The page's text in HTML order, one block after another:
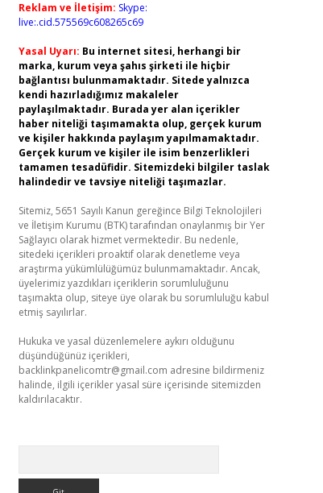
Reklam ve İletişim: Skype:
live:.cid.575569c608265c69
Yasal Uyarı: Bu internet sitesi, herhangi bir
marka, kurum veya şahıs şirketi ile hiçbir
bağlantısı bulunmamaktadır. Sitede yalnızca
kendi hazırladığımız makaleler
paylaşılmaktadır. Burada yer alan içerikler
haber niteliği taşımamakta olup, gerçek kurum
ve kişiler hakkında paylaşım yapılmamaktadır.
Gerçek kurum ve kişiler ile isim benzerlikleri
tamamen tesadüfidir. Sitemizdeki bilgiler taslak
halindedir ve tavsiye niteliği taşımazlar.
Sitemiz, 5651 Sayılı Kanun gereğince Bilgi Teknolojileri
ve İletişim Kurumu (BTK) tarafından onaylanmış bir Yer
Sağlayıcı olarak hizmet vermektedir. Bu nedenle,
sitedeki içerikleri proaktif olarak denetleme veya
araştırma yükümlülüğümüz bulunmamaktadır. Ancak,
üyelerimiz yazdıkları içeriklerin sorumluluğunu
taşımakta olup, siteye üye olarak bu sorumluluğu kabul
etmiş sayılırlar.
Hukuka ve yasal düzenlemelere aykırı olduğunu
düşündüğünüz içerikleri,
backlinkpanelicomtr@gmail.com adresine bildirmeniz
halinde, ilgili içerikler yasal süre içerisinde sitemizden
kaldırılacaktır.